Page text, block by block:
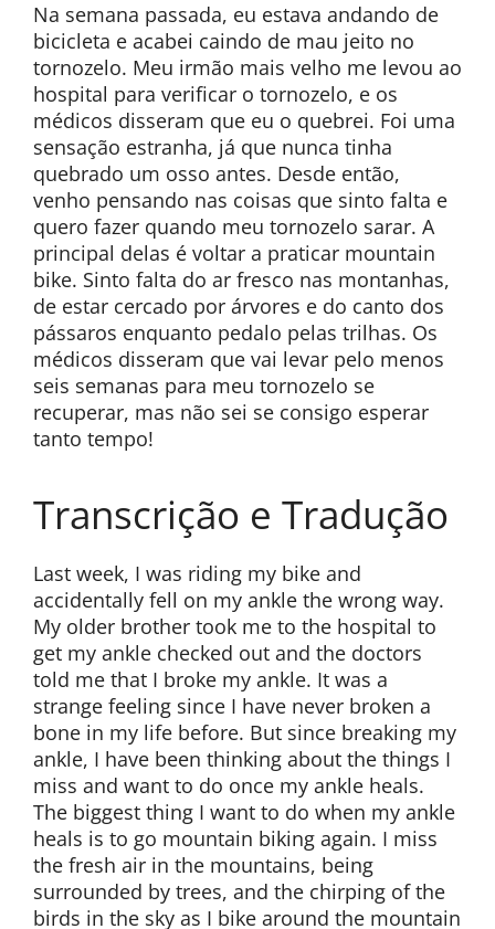
Na semana passada, eu estava andando de
bicicleta e acabei caindo de mau jeito no
tornozelo. Meu irmão mais velho me levou ao
hospital para verificar o tornozelo, e os
médicos disseram que eu o quebrei. Foi uma
sensação estranha, já que nunca tinha
quebrado um osso antes. Desde então,
venho pensando nas coisas que sinto falta e
quero fazer quando meu tornozelo sarar. A
principal delas é voltar a praticar mountain
bike. Sinto falta do ar fresco nas montanhas,
de estar cercado por árvores e do canto dos
pássaros enquanto pedalo pelas trilhas. Os
médicos disseram que vai levar pelo menos
seis semanas para meu tornozelo se
recuperar, mas não sei se consigo esperar
tanto tempo!
Transcrição e Tradução
Last week, I was riding my bike and
accidentally fell on my ankle the wrong way.
My older brother took me to the hospital to
get my ankle checked out and the doctors
told me that I broke my ankle. It was a
strange feeling since I have never broken a
bone in my life before. But since breaking my
ankle, I have been thinking about the things I
miss and want to do once my ankle heals.
The biggest thing I want to do when my ankle
heals is to go mountain biking again. I miss
the fresh air in the mountains, being
surrounded by trees, and the chirping of the
birds in the sky as I bike around the mountain